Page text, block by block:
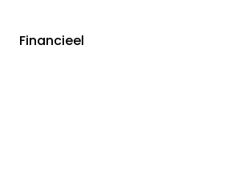
Financieel